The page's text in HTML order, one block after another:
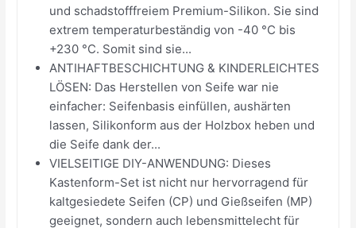
und schadstofffreiem Premium-Silikon. Sie sind
extrem temperaturbeständig von -40 °C bis
+230 °C. Somit sind sie...
ANTIHAFTBESCHICHTUNG & KINDERLEICHTES
LÖSEN: Das Herstellen von Seife war nie
einfacher: Seifenbasis einfüllen, aushärten
lassen, Silikonform aus der Holzbox heben und
die Seife dank der...
VIELSEITIGE DIY-ANWENDUNG: Dieses
Kastenform-Set ist nicht nur hervorragend für
kaltgesiedete Seifen (CP) und Gießseifen (MP)
geeignet, sondern auch lebensmittelecht für